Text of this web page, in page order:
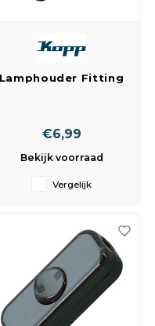
Lamphouder Fitting
€6,99
Bekijk voorraad
Vergelijk